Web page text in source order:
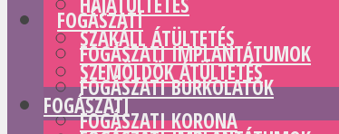
FOGÁSZATI
FOGÁSZATI IMPLANTÁTUMOK
FOGÁSZATI BURKOLATOK
FOGÁSZATI KORONA
SZAKÁLL ÁTÜLTETÉS
SZEMÖLDÖK ÁTÜLTETÉS
FOGÁSZATI